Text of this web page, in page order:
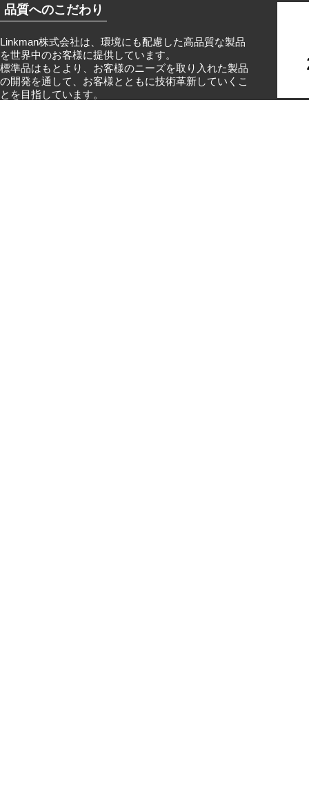
品質へのこだわり
Linkman株式会社は、環境にも配慮した高品質な製品
を世界中のお客様に提供しています。
標準品はもとより、お客様のニーズを取り入れた製品
の開発を通して、お客様とともに技術革新していくこ
とを目指しています。